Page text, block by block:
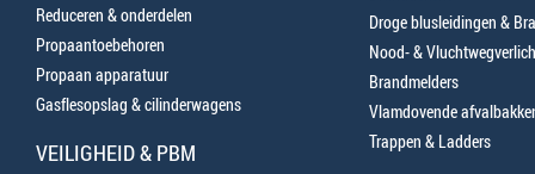
Reduceren & onderdelen
Propaantoebehoren
Propaan apparatuur
Gasflesopslag & cilinderwagens
VEILIGHEID & PBM
Droge blusleidingen &
Nood- &
Brandmelders
Vlamdovende
Trappen & Ladders